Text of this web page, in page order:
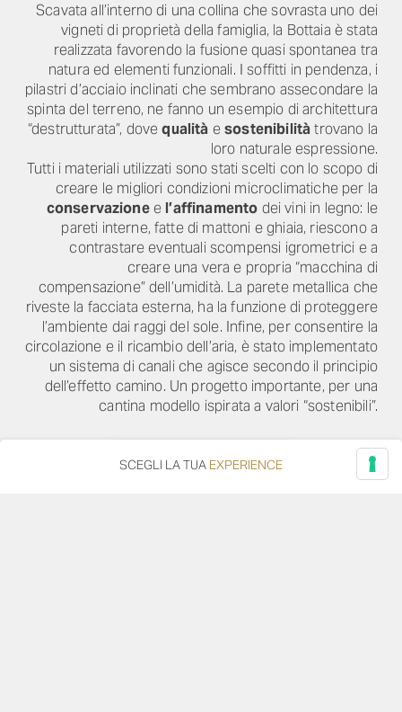
Scavata all’interno di una collina che sovrasta uno dei
vigneti di proprietà della famiglia, la Bottaia è stata
realizzata favorendo la fusione quasi spontanea tra
natura ed elementi funzionali. I soffitti in pendenza, i
pilastri d’acciaio inclinati che sembrano assecondare la
spinta del terreno, ne fanno un esempio di architettura
“destrutturata”, dovequalità esostenibilità trovano la
loro naturale espressione.
Tutti i materiali utilizzati sono stati scelti con lo scopo di
creare le migliori condizioni microclimatiche per la
conservazionee l’affinamento dei vini in legno: le
pareti interne, fatte di mattoni e ghiaia, riescono a
contrastare eventuali scompensi igrometrici e a
creare una vera e propria “macchina di
compensazione” dell’umidità. La parete metallica che
riveste la facciata esterna, ha la funzione di proteggere
l’ambiente dai raggi del sole. Infine, per consentire la
circolazione e il ricambio dell’aria, è stato implementato
un sistema di canali che agisce secondo il principio
dell’effetto camino. Un progetto importante, per una
cantina modello ispirata a valori “sostenibili”.
ARCH. MARCO VIGNONI
SCEGLI LA TUA EXPERIENCE